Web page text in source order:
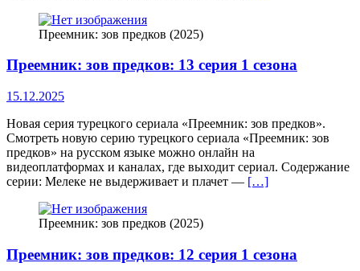
Преемник: зов предков (2025)
Преемник: зов предков: 13 серия 1 сезона
15.12.2025
Новая серия турецкого сериала «Преемник: зов предков».
Смотреть новую серию турецкого сериала «Преемник: зов
предков» на русском языке можно онлайн на
видеоплатформах и каналах, где выходит сериал. Содержание
серии: Мелеке не выдерживает и плачет — […]
Преемник: зов предков (2025)
Преемник: зов предков: 12 серия 1 сезона